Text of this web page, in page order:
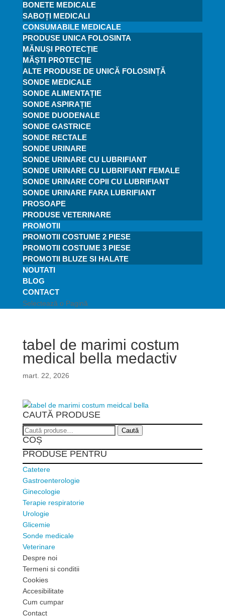
BONETE MEDICALE
SABOȚI MEDICALI
CONSUMABILE MEDICALE
PRODUSE UNICA FOLOSINTA
MĂNUȘI PROTECȚIE
MĂȘTI PROTECȚIE
ALTE PRODUSE DE UNICĂ FOLOSINȚĂ
SONDE MEDICALE
SONDE ALIMENTAȚIE
SONDE ASPIRAȚIE
SONDE DUODENALE
SONDE GASTRICE
SONDE RECTALE
SONDE URINARE
SONDE URINARE CU LUBRIFIANT
SONDE URINARE CU LUBRIFIANT FEMALE
SONDE URINARE COPII CU LUBRIFIANT
SONDE URINARE FARA LUBRIFIANT
PROSOAPE
PRODUSE VETERINARE
PROMOTII
PROMOTII COSTUME 2 PIESE
PROMOTII COSTUME 3 PIESE
PROMOTII BLUZE SI HALATE
NOUTATI
BLOG
CONTACT
Selectează o Pagină
tabel de marimi costum
medical bella medactiv
mart. 22, 2026
CAUTĂ PRODUSE
Caută
după:
Caută
COȘ
PRODUSE PENTRU
Catetere
Gastroenterologie
Ginecologie
Terapie respiratorie
Urologie
Glicemie
Sonde medicale
Veterinare
Despre noi
Termeni si conditii
Cookies
Accesibilitate
Cum cumpar
Contact